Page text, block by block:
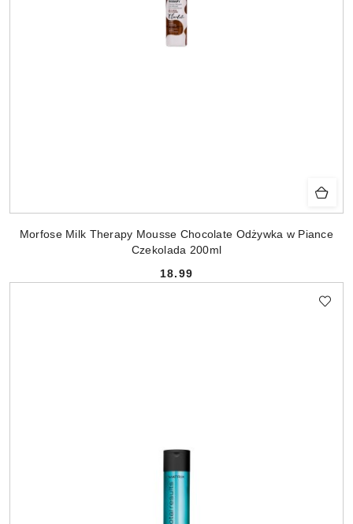
Morfose Milk Therapy Mousse Chocolate Odżywka w Piance
Czekolada 200ml
Cena:
18.99